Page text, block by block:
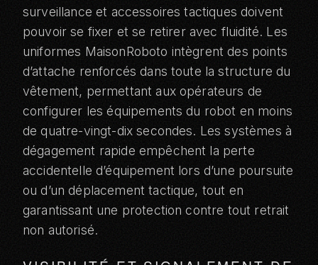
surveillance et accessoires tactiques doivent
pouvoir se fixer et se retirer avec fluidité. Les
uniformes MaisonRoboto intègrent des points
d’attache renforcés dans toute la structure du
vêtement, permettant aux opérateurs de
configurer les équipements du robot en moins
de quatre-vingt-dix secondes. Les systèmes à
dégagement rapide empêchent la perte
accidentelle d’équipement lors d’une poursuite
ou d’un déplacement tactique, tout en
garantissant une protection contre tout retrait
non autorisé.